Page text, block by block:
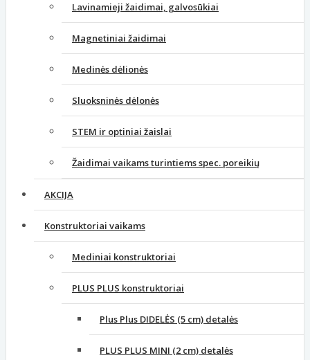
Lavinamieji žaidimai, galvosūkiai
Magnetiniai žaidimai
Medinės dėlionės
Sluoksninės dėlonės
STEM ir optiniai žaislai
Žaidimai vaikams turintiems spec. poreikių
AKCIJA
Konstruktoriai vaikams
Mediniai konstruktoriai
PLUS PLUS konstruktoriai
Plus Plus DIDELĖS (5 cm) detalės
PLUS PLUS MINI (2 cm) detalės